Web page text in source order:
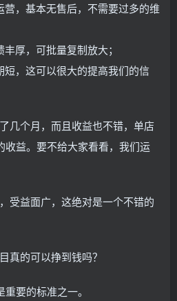
，基本无售后，不需要过多的维
厚，可批量复制放大；
，这可以很大的提高我们的信
几个月，而且收益也不错，单店
收益。要不给大家看看，我们运
受益面广，这绝对是一个不错的
真的可以挣到钱吗？
要的标准之一。